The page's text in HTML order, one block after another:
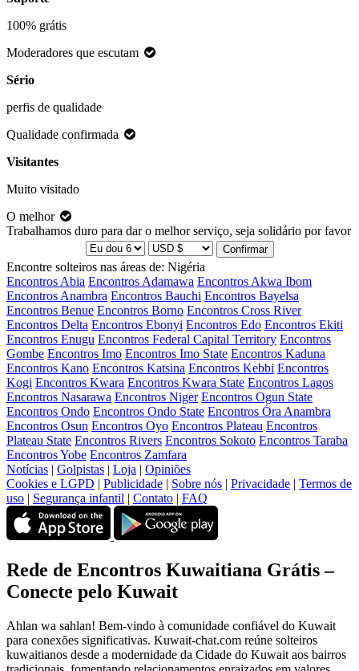
100% grátis
Moderadores que escutam
Sério
perfis de qualidade
Qualidade confirmada
Visitantes
Muito visitado
O melhor
Trabalhamos duro para dar o melhor serviço, seja solidário por favor
Encontre solteiros nas áreas de: Nigéria
Encontros Abia Encontros Adamawa Encontros Akwa Ibom
Encontros Anambra Encontros Bauchi Encontros Bayelsa
Encontros Benue Encontros Borno Encontros Cross River
Encontros Delta Encontros Ebonyi Encontros Edo Encontros Ekiti
Encontros Enugu Encontros Federal Capital Territory Encontros
Gombe Encontros Imo Encontros Imo State Encontros Kaduna
Encontros Kano Encontros Katsina Encontros Kebbi Encontros
Kogi Encontros Kwara Encontros Kwara State Encontros Lagos
Encontros Nasarawa Encontros Niger Encontros Ogun State
Encontros Ondo Encontros Ondo State Encontros Ȯra Anambra
Encontros Osun Encontros Oyo Encontros Plateau Encontros
Plateau State Encontros Rivers Encontros Sokoto Encontros Taraba
Encontros Yobe Encontros Zamfara
Notícias | Golpistas | Loja | Opiniões
Cookies e LGPD | Publicidade | Sobre nós | Privacidade | Termos de
uso | Segurança infantil | Contato | FAQ
Rede de Encontros Kuwaitiana Grátis –
Conecte pelo Kuwait
Ahlan wa sahlan! Bem-vindo à comunidade confiável do Kuwait
para conexões significativas. Kuwait-chat.com reúne solteiros
kuwaitianos desde a modernidade da Cidade do Kuwait aos bairros